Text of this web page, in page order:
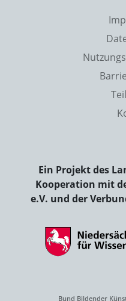
Ein Projekt des
Kooperation mit
e.V. und der
Bund Bildender